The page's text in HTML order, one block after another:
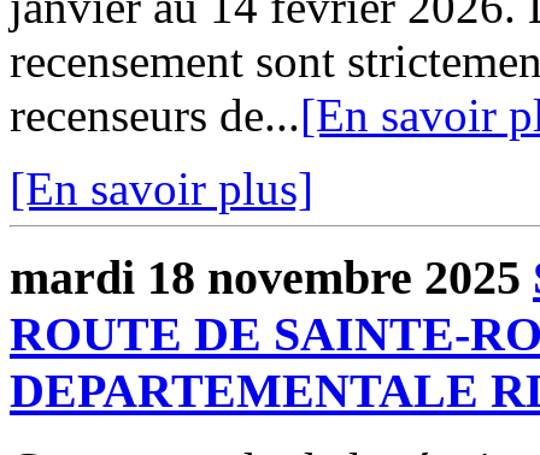
recensement sont
recenseurs de...[En savoir
[En savoir plus]
mardi 18 novembre 2025
ROUTE DE SAINTE-
DEPARTEMENTALE